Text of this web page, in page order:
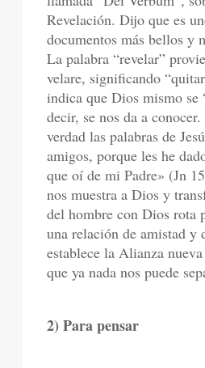
Revelación. Dijo que es
documentos más bellos y
La palabra “revelar”
velare, significando
indica que Dios mismo se
decir, se nos da a
verdad las palabras de
amigos, porque les he
que oí de mi Padre» (Jn
nos muestra a Dios y
del hombre con Dios rota
una relación de amistad y
establece la Alianza
que ya nada nos puede
2) Para pensar